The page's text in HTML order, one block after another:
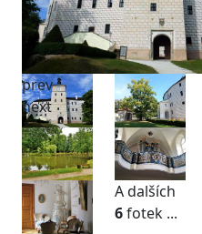
prev
next
A dalších
6fotek ...